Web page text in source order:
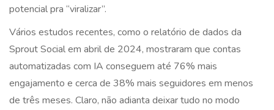
potencial pra “viralizar”.
Vários estudos recentes, como o relatório de dados da
Sprout Social em abril de 2024, mostraram que contas
automatizadas com IA conseguem até 76% mais
engajamento e cerca de 38% mais seguidores em menos
de três meses. Claro, não adianta deixar tudo no modo